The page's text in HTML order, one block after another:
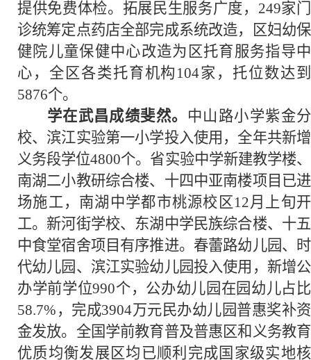
提供免费体检。拓展民生服务广度，249家门
诊统筹定点药店全部完成系统改造，区妇幼保
健院儿童保健中心改造为区托育服务指导中
心，全区各类托育机构104家，托位数达到
5876个。
学在武昌成绩斐然。 中山路小学紫金分
校、滨江实验第一小学投入使用，全年共新增
义务段学位4800个。省实验中学新建教学楼、
南湖二小教研综合楼、十四中亚南楼项目已进
场施工，南湖中学都市桃源校区12月上旬开
工。新河街学校、东湖中学民族综合楼、十五
中食堂宿舍项目有序推进。春蕾路幼儿园、时
代幼儿园、滨江实验幼儿园投入使用，新增公
办学前学位990个，公办幼儿园在园幼儿占比
58.7%，完成3904万元民办幼儿园普惠奖补资
金发放。全国学前教育普及普惠区和义务教育
优质均衡发展区均已顺利完成国家级实地核